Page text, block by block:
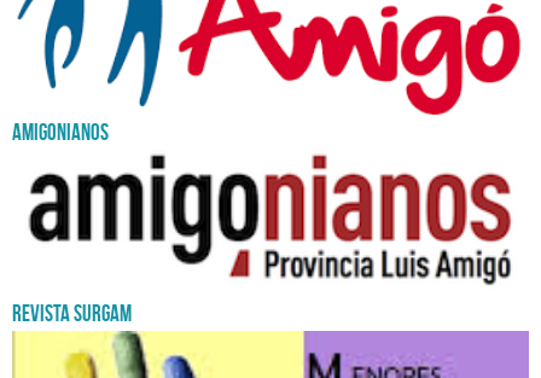
Amigonianos
REVISTA SURGAM